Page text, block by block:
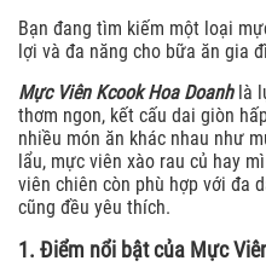
Bạn đang tìm kiếm một loại
lợi và đa năng cho bữa ăn gia
Mực Viên Kcook Hoa Doanhlà
thơm ngon, kết cấu dai giòn
nhiều món ăn khác nhau như
lẩu, mực viên xào rau củ hay
viên chiên còn phù hợp với đa
cũng đều yêu thích.
1. Điểm nổi bật của Mực